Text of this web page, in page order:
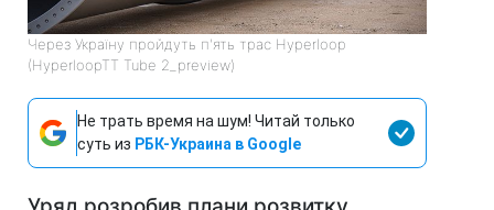
Через Україну пройдуть п'ять трас Hyperloop
(HyperloopTT Tube 2_preview)
Не трать время на шум! Читай только
суть из РБК-Украина в Google